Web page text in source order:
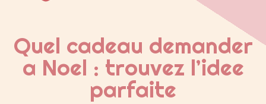
Quel cadeau demander
a Noel : trouvez l’idee
parfaite